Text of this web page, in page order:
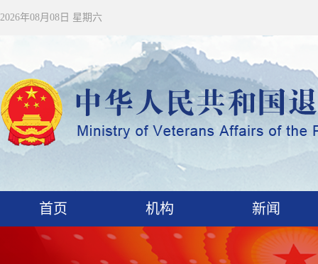
2026年08月08日 星期六
首页 机构 新闻